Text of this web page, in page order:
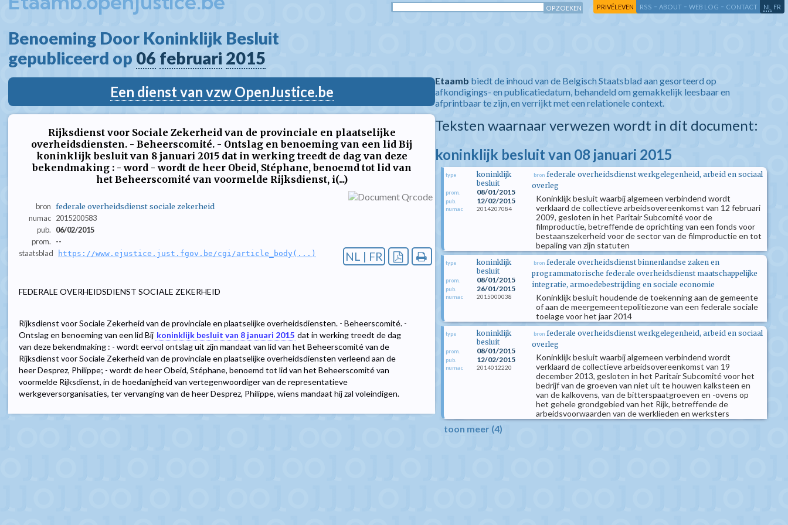
PRIVÉLEVEN RSS - ABOUT - WEB LOG - CONTACT NL FR
Benoeming Door Koninklijk Besluit
gepubliceerd op 06 februari 2015
Een dienst van vzw OpenJustice.be
Rijksdienst voor Sociale Zekerheid van de provinciale en plaatselijke
overheidsdiensten. - Beheerscomité. - Ontslag en benoeming van een lid Bij
koninklijk besluit van 8 januari 2015 dat in werking treedt de dag van deze
bekendmaking : - word - wordt de heer Obeid, Stéphane, benoemd tot lid van
het Beheerscomité van voormelde Rijksdienst, i(...)
bron federale overheidsdienst sociale zekerheid
numac 2015200583
pub.
06/02/2015
prom.
--
staatsblad
https://www.ejustice.just.fgov.be/cgi/article_body(...) NL | FR
FEDERALE OVERHEIDSDIENST SOCIALE ZEKERHEID
Rijksdienst voor Sociale Zekerheid van de provinciale en plaatselijke overheidsdiensten. - Beheerscomité. -
Ontslag en benoeming van een lid Bij koninklijk besluit van 8 januari 2015 dat in werking treedt de dag
van deze bekendmaking : - wordt eervol ontslag uit zijn mandaat van lid van het Beheerscomité van de
Rijksdienst voor Sociale Zekerheid van de provinciale en plaatselijke overheidsdiensten verleend aan de
heer Desprez, Philippe; - wordt de heer Obeid, Stéphane, benoemd tot lid van het Beheerscomité van
voormelde Rijksdienst, in de hoedanigheid van vertegenwoordiger van de representatieve
werkgeversorganisaties, ter vervanging van de heer Desprez, Philippe, wiens mandaat hij zal voleindigen.
Etaamb biedt de inhoud van de Belgisch Staatsblad aan gesorteerd op
afkondigings- en publicatiedatum, behandeld om gemakkelijk leesbaar en
afprintbaar te zijn, en verrijkt met een relationele context.
Teksten waarnaar verwezen wordt in dit document:
koninklijk besluit van 08 januari 2015
type
koninklijk
besluit
prom. 08/01/2015
pub. 12/02/2015
numac 2014207084
bron federale overheidsdienst werkgelegenheid, arbeid en sociaal
overleg
Koninklijk besluit waarbij algemeen verbindend wordt
verklaard de collectieve arbeidsovereenkomst van 12 februari
2009, gesloten in het Paritair Subcomité voor de
filmproductie, betreffende de oprichting van een fonds voor
bestaanszekerheid voor de sector van de filmproductie en tot
bepaling van zijn statuten
type
koninklijk
besluit
prom. 08/01/2015
pub. 26/01/2015
numac 2015000038
bron federale overheidsdienst binnenlandse zaken en
programmatorische federale overheidsdienst maatschappelijke
integratie, armoedebestrijding en sociale economie
Koninklijk besluit houdende de toekenning aan de gemeente
of aan de meergemeentepolitiezone van een federale sociale
toelage voor het jaar 2014
type
koninklijk
besluit
prom. 08/01/2015
pub. 12/02/2015
numac 2014012220
bron federale overheidsdienst werkgelegenheid, arbeid en sociaal
overleg
Koninklijk besluit waarbij algemeen verbindend wordt
verklaard de collectieve arbeidsovereenkomst van 19
december 2013, gesloten in het Paritair Subcomité voor het
bedrijf van de groeven van niet uit te houwen kalksteen en
van de kalkovens, van de bitterspaatgroeven en -ovens op
het gehele grondgebied van het Rijk, betreffende de
arbeidsvoorwaarden van de werklieden en werksters
toon meer (4)